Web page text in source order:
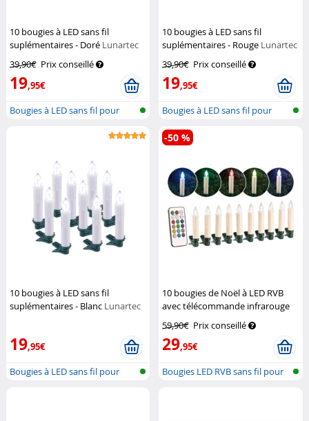
10 bougies à LED sans fil
suplémentaires - Doré Lunartec
39,90€ Prix conseillé
19,95€
Bougies à LED sans fil pour
10 bougies à LED sans fil
suplémentaires - Rouge Lunartec
39,90€ Prix conseillé
19,95€
Bougies à LED sans fil pour
sapin d...
10 bougies à LED sans fil
suplémentaires - Blanc Lunartec
19,95€
Bougies à LED sans fil pour
10 bougies de Noël à LED RVB
avec télécommande infrarouge
59,90€ Prix conseillé
29,95€
-50 %
Bougies LED RVB sans fil pour